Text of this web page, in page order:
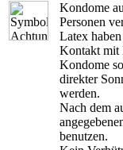
Kondome
Personen
Latex
Kontakt mit
Kondome
direkter
werden.
Nach dem
benutzen.